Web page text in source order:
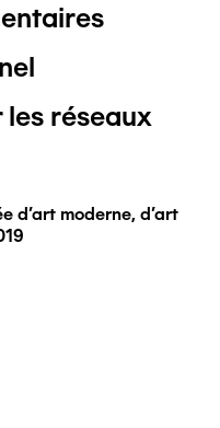
les réseaux
d'art moderne, d'art